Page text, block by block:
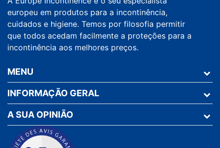
europeu em produtos para a incontinência,
cuidados e higiene. Temos por filosofia permitir
que todos acedam facilmente a proteções para a
incontinência aos melhores preços.
MENU
INFORMAÇÃO GERAL
A SUA OPINIÃO